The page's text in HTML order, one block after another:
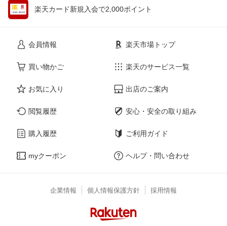
楽天カード新規入会で2,000ポイント
会員情報
買い物かご
お気に入り
閲覧履歴
購入履歴
myクーポン
楽天市場トップ
楽天のサービス一覧
出店のご案内
安心・安全の取り組み
ご利用ガイド
ヘルプ・問い合わせ
企業情報 個人情報保護方針 採用情報